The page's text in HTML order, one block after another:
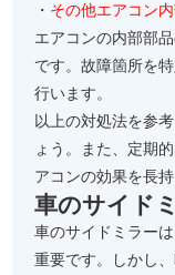
・ その他エアコン
エアコンの内部部
です。故障箇所を
行います。
以上の対処法を参
ょう。また、定期
アコンの効果を長
車のサイド
車のサイドミラー
重要です。しかし